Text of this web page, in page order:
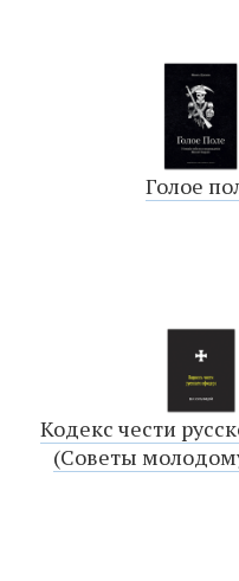
Голое
Кодекс чести
(Советы